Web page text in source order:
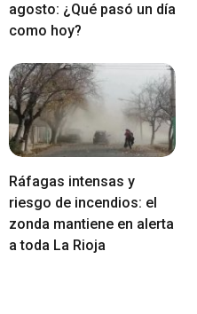
agosto: ¿Qué pasó un día
como hoy?
Ráfagas intensas y
riesgo de incendios: el
zonda mantiene en alerta
a toda La Rioja